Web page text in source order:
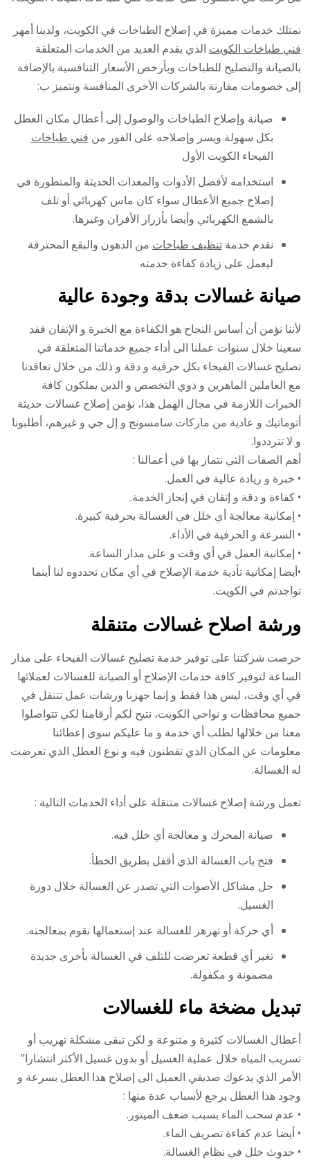
نمتلك خدمات مميزة في إصلاح الطباخات في الكويت، ولدينا أمهر
فني طباخات الكويت الذي يقدم العديد من الخدمات المتعلقة
بالصيانة والتصليح للطباخات وبأرخص الأسعار التنافسية بالإضافة
إلى خصومات مقارنة بالشركات الأخرى المنافسة ونتميز ب:
صيانة وإصلاح الطباخات والوصول إلى أعطال مكان العطل
بكل سهولة ويسر وإصلاحه على الفور من فني طباخات
الفيحاء الكويت الأول
استخدامه لأفضل الأدوات والمعدات الحديثة والمتطورة في
إصلاح جميع الأعطال سواء كان ماس كهربائي أو تلف
بالشمع الكهربائي وأيضا بأزرار الأفران وغيرها.
نقدم خدمةتنظيف طباخات من الدهون والبقع المحترقة
ليعمل على زيادة كفاءة خدمته
صيانة غسالات بدقة وجودة عالية
لأننا نؤمن أن أساس النجاح هو الكفاءة مع الخبرة و الإتقان فقد
سعينا خلال سنوات عملنا الى أداء جميع خدماتنا المتعلقة في
تصليح غسالات الفيحاء بكل حرفية و دقة و ذلك من خلال تعاقدنا
مع العاملين الماهرين و ذوي التخصص و الذين يملكون كافة
الخبرات اللازمة في مجال الهمل هذا، نؤمن إصلاح غسالات حديثة
أتوماتيك و عادية من ماركات سامسونج و إل جي و غيرهم، أطلبونا
و لا تترددوا.
أهم الصفات التي نتماز بها في أعمالنا :
• خبرة و ريادة عالية في العمل.
• كفاءة و دقة و إتقان في إنجاز الخدمة.
• إمكانية معالجة أي خلل في الغسالة بحرفية كبيرة.
• السرعة و الحرفية في الأداء.
• إمكانية العمل في أي وقت و على مدار الساعة.
•أيضا إمكانية تأدية خدمة الإصلاح في أي مكان تحددوه لنا أينما
تواجدتم في الكويت.
ورشة اصلاح غسالات متنقلة
حرصت شركتنا على توفير خدمة تصليح غسالات الفيحاء على مدار
الساعة لتوفير كافة خدمات الإصلاح أو الصيانة للغسالات لعملائها
في أي وقت، ليس هذا فقط و إنما جهزنا ورشات عمل تتنقل في
جميع محافظات و نواحي الكويت، نتيح لكم أرقامنا لكي تتواصلوا
معنا من خلالها لطلب أي خدمة و ما عليكم سوى إعطائنا
معلومات عن المكان الذي تقطنون فيه و نوع العطل الذي تعرضت
له الغسالة.
تعمل ورشة إصلاح غسالات متنقلة على أداء الخدمات التالية :
صيانة المحرك و معالجة أي خلل فيه.
فتح باب الغسالة الذي أقفل بطريق الخطأ.
حل مشاكل الأصوات التي تصدر عن الغسالة خلال دورة
الغسيل.
أي حركة أو تهزهز للغسالة عند إستعمالها نقوم بمعالجته.
تغير أي قطعة تعرضت للتلف في الغسالة بأخرى جديدة
مضمونة و مكفولة.
تبديل مضخة ماء للغسالات
أعطال الغسالات كثيرة و متنوعة و لكن تبقى مشكلة تهريب أو
تسريب المياه خلال عملية الغسيل أو بدون غسيل الأكثر انتشارا”
الأمر الذي يدعوك صديقي العميل الى إصلاح هذا العطل بسرعة و
وجود هذا العطل يرجع لأسباب عدة منها :
• عدم سحب الماء بسبب ضعف الميتور.
• أيضا عدم كفاءة تصريف الماء.
• حدوث خلل في نظام الغسالة.